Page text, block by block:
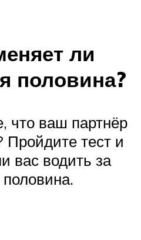
ли
половина?
что ваш партнёр
Пройдите тест и
вас водить за